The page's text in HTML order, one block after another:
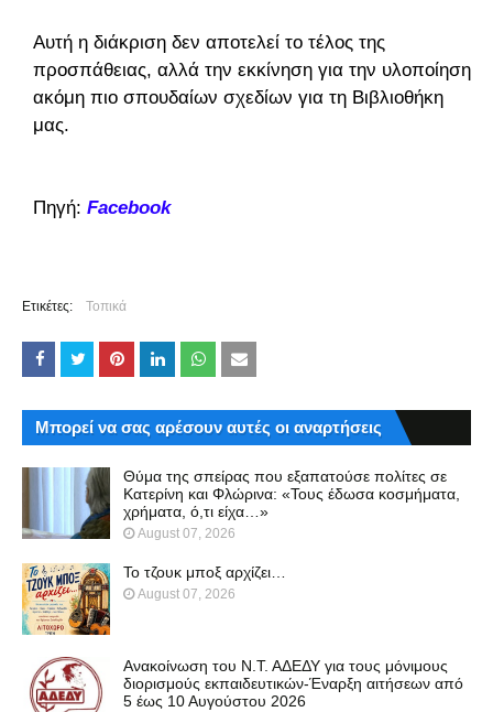
Αυτή η διάκριση δεν αποτελεί το τέλος της
προσπάθειας, αλλά την εκκίνηση για την υλοποίηση
ακόμη πιο σπουδαίων σχεδίων για τη Βιβλιοθήκη
μας.
Πηγή: Facebook
Ετικέτες: Τοπικά
Μπορεί να σας αρέσουν αυτές οι αναρτήσεις
Θύμα της σπείρας που εξαπατούσε πολίτες σε
Κατερίνη και Φλώρινα: «Τους έδωσα κοσμήματα,
χρήματα, ό,τι είχα…»
August 07, 2026
Το τζουκ μπoξ αρχίζει…
August 07, 2026
Ανακοίνωση του Ν.Τ. ΑΔΕΔΥ για τους μόνιμους
διορισμούς εκπαιδευτικών-Έναρξη αιτήσεων από
5 έως 10 Αυγούστου 2026